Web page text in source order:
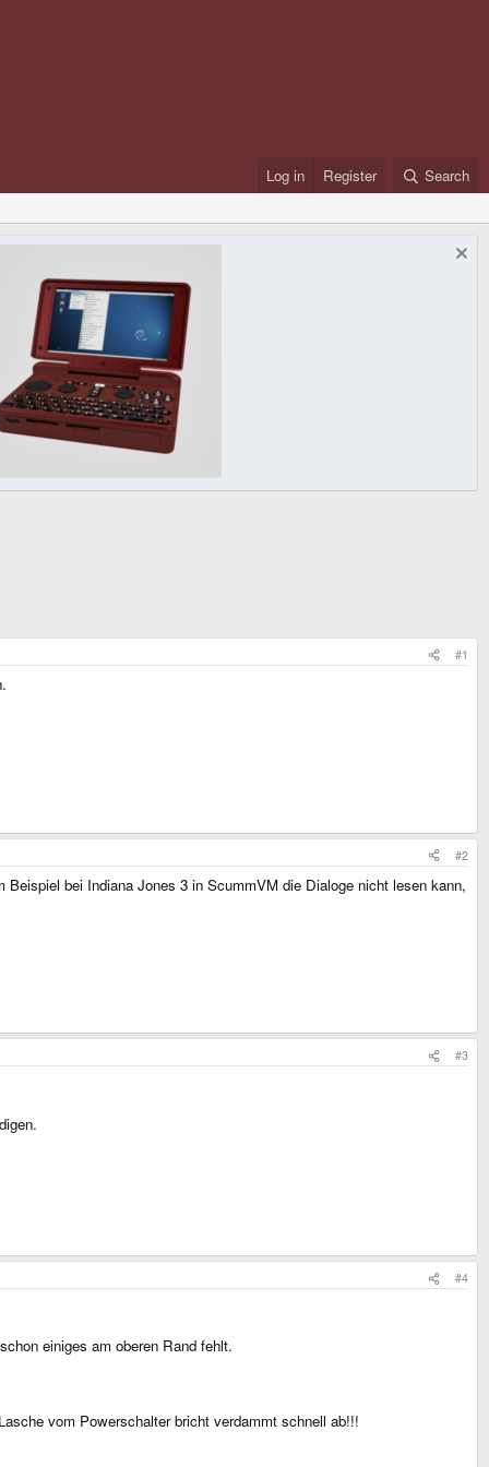
Log in Register Search
#1
#2
bei Indiana Jones 3 in ScummVM die Dialoge nicht lesen kann,
#3
#4
einiges am oberen Rand fehlt.
vom Powerschalter bricht verdammt schnell ab!!!